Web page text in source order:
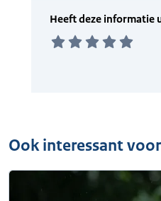
Ook interessant